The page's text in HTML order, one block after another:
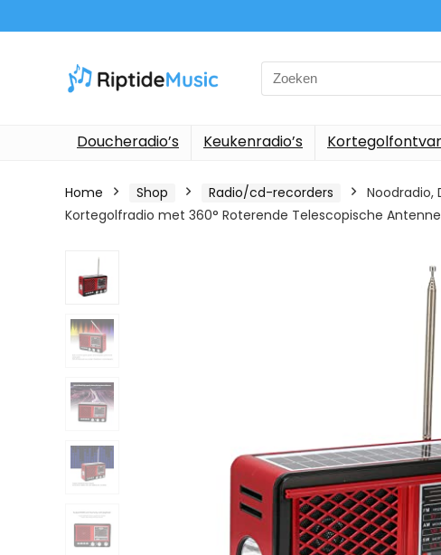
Search
for:
Doucheradio’s Keukenradio’s
Home Shop Radio/cd-recorders
Noodradio,
Kortegolfradio met 360° Roterende Telescopische